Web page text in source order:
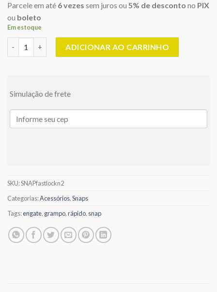
Parcele em até 6 vezes sem juros ou 5% de desconto no PIX
ou boleto
Em estoque
ADICIONAR AO CARRINHO
Simulação de frete
SKU:SNAPfastlockn2
Categorias:Acessórios,Snaps
Tags:engate, grampo,rápido, snap